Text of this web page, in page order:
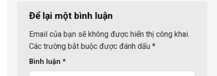
Để lại một bình luận
Email của bạn sẽ không được hiển thị công khai.
Các trường bắt buộc được đánh dấu *
Bình luận *